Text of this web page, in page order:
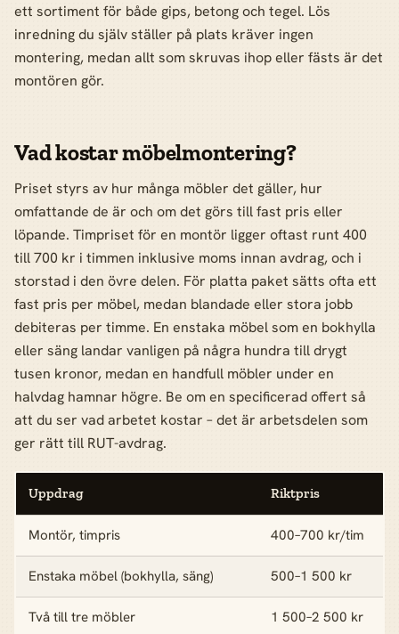
ett sortiment för både gips, betong och tegel. Lös
inredning du själv ställer på plats kräver ingen
montering, medan allt som skruvas ihop eller fästs är det
montören gör.
Vad kostar möbelmontering?
Priset styrs av hur många möbler det gäller, hur
omfattande de är och om det görs till fast pris eller
löpande. Timpriset för en montör ligger oftast runt 400
till 700 kr i timmen inklusive moms innan avdrag, och i
storstad i den övre delen. För platta paket sätts ofta ett
fast pris per möbel, medan blandade eller stora jobb
debiteras per timme. En enstaka möbel som en bokhylla
eller säng landar vanligen på några hundra till drygt
tusen kronor, medan en handfull möbler under en
halvdag hamnar högre. Be om en specificerad offert så
att du ser vad arbetet kostar – det är arbetsdelen som
ger rätt till RUT-avdrag.
Uppdrag Riktpris
Montör, timpris 400–700 kr/tim
Enstaka möbel (bokhylla, säng) 500–1 500 kr
Två till tre möbler 1 500–2 500 kr